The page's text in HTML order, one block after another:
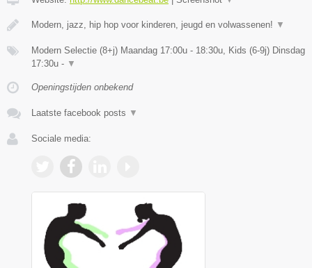
Modern, jazz, hip hop voor kinderen, jeugd en volwassenen! ▼
Modern Selectie (8+j) Maandag 17:00u - 18:30u, Kids (6-9j) Dinsdag
17:30u - ▼
Openingstijden onbekend
Laatste facebook posts ▼
Sociale media: